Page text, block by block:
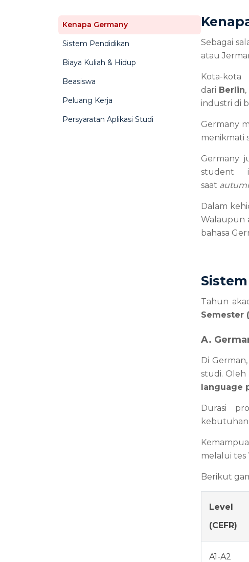
Kenapa Germany
Sistem Pendidikan
Biaya Kuliah & Hidup
Beasiswa
Peluang Kerja
Persyaratan Aplikasi Studi
Sebagai
atau
Kota-
dari Berlin,
industri di
Germany
menikmati
Germany
student
saat
Dalam
Walaupun
bahasa
Tahun
Semester
A.
Di German,
studi. Oleh
language
Durasi
kebutuhan
melalui tes
Berikut
Level
(CEFR)
A1-A2